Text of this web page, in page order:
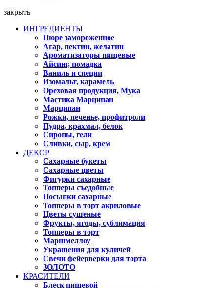
закрыть
ИНГРЕДИЕНТЫ
Пюре замороженное
Агар, пектин, желатин
Ароматизаторы пищевые
Айсинг, помадка
Ваниль и специи
Изомальт, карамель
Ореховая продукция, Мука
Мастика Марципан
Марципан
Рожки, печенье, профитроли
Пудра, крахмал, белок
Сиропы, гели
Сливки, сыр, крем
ДЕКОР
Сахарные букеты
Сахарные цветы
Фигурки сахарные
Топперы съедобные
Посыпки сахарные
Топперы в торт акриловые
Цветы сушеные
Фрукты, ягоды, сублимация
Топперы в торт
Маршмеллоу
Украшения для куличей
Свечи фейерверки для торта
ЗОЛОТО
КРАСИТЕЛИ
Блеск пищевой